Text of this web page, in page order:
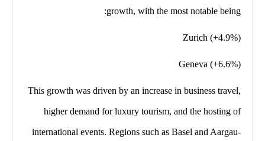
growth, with the most notable being:
Zurich (+4.9%)
Geneva (+6.6%)
This growth was driven by an increase in business travel,
higher demand for luxury tourism, and the hosting of
international events. Regions such as Basel and Aargau-